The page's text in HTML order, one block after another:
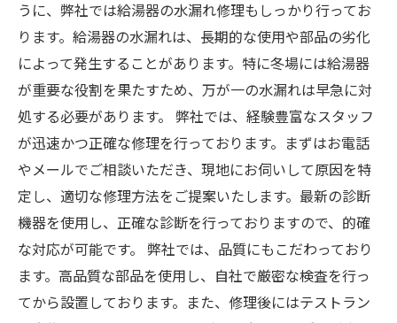
うに、弊社では給湯器の水漏れ修理もしっかり行ってお
ります。給湯器の水漏れは、長期的な使用や部品の劣化
によって発生することがあります。特に冬場には給湯器
が重要な役割を果たすため、万が一の水漏れは早急に対
処する必要があります。 弊社では、経験豊富なスタッフ
が迅速かつ正確な修理を行っております。まずはお電話
やメールでご相談いただき、現地にお伺いして原因を特
定し、適切な修理方法をご提案いたします。最新の診断
機器を使用し、正確な診断を行っておりますので、的確
な対応が可能です。 弊社では、品質にもこだわっており
ます。高品質な部品を使用し、自社で厳密な検査を行っ
てから設置しております。また、修理後にはテストラン